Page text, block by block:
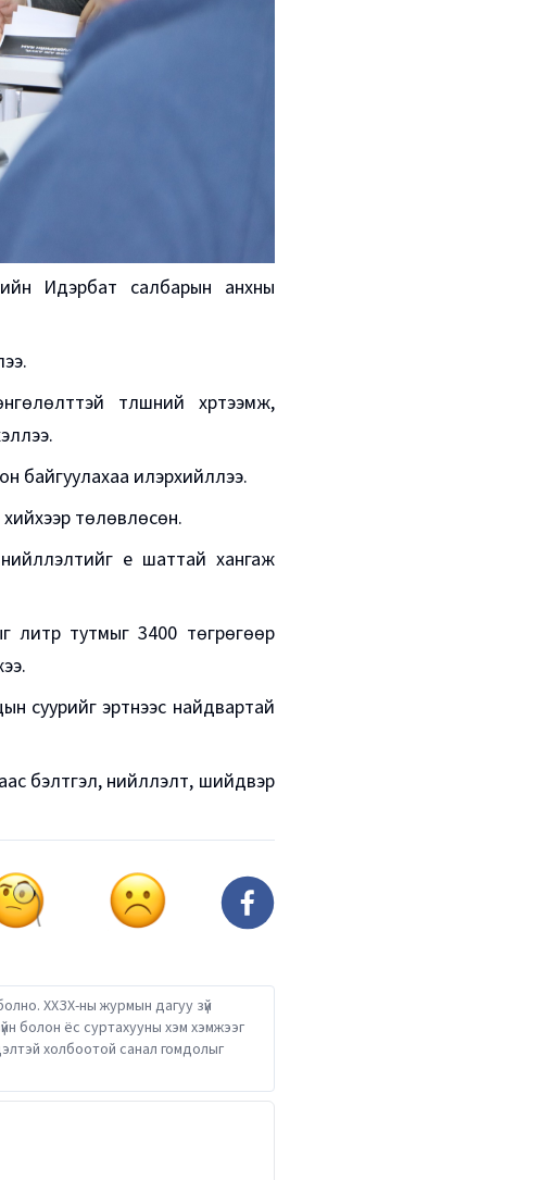
Идэрбат салбарын анхны
түлшний хүртээмж,
байгуулахаа илэрхийллээ.
төлөвлөсөн.
үе шаттай хангаж
литр тутмыг 3400 төгрөгөөр
суурийг эртнээс найдвартай
бэлтгэл, нийлүүлэлт, шийдвэр
ХХЗХ-ны журмын дагуу зүй
болон ёс суртахууны хэм хэмжээг
холбоотой санал гомдолыг